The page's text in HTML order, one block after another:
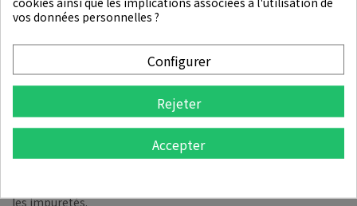
DESCRIPTION
DÉTAILS DU PRODUIT
1. Essuyez délicatement tout le visage avec le tampon double
les impuretés.
vos données personnelles ?
Configurer
Rejeter
Accepter